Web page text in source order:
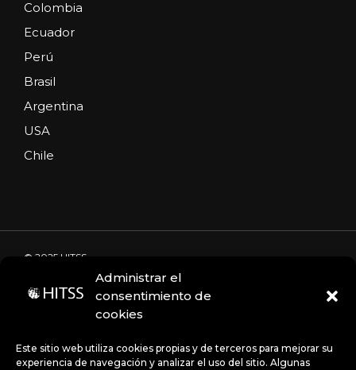
Administrar el
consentimiento de
cookies
Este sitio web utiliza cookies propias y de terceros para mejorar su
experiencia de navegación y analizar el uso del sitio. Algunas
Colombia
Ecuador
Perú
Brasil
Argentina
USA
Chile
© 2025 HITSS
Código de Ética
Avisos de privacidad